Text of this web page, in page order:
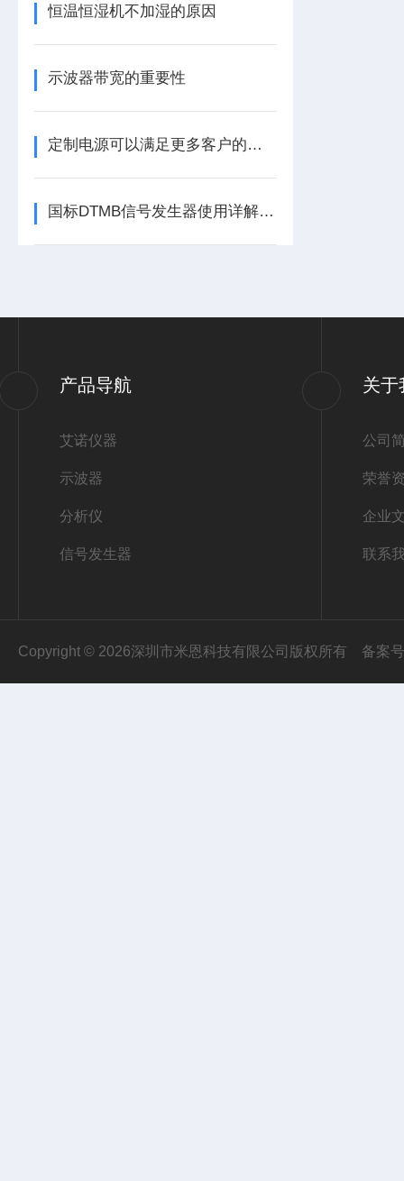
恒温恒湿机不加湿的原因
示波器带宽的重要性
定制电源可以满足更多客户的个性化需求
国标DTMB信号发生器使用详解——频率、调制模式与码率参数配置
产品导航
艾诺仪器
示波器
分析仪
信号发生器
关于
公司
荣誉
企业
联系
Copyright © 2026深圳市米恩科技有限公司版权所有 备案